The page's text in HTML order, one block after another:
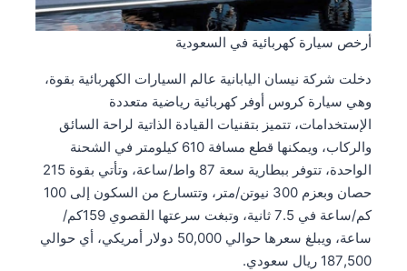
أرخص سيارة كهربائية في السعودية
دخلت شركة نيسان اليابانية عالم السيارات الكهربائية بقوة،
وهي سيارة كروس أوفر كهربائية رياضية متعددة
الإستخدامات، تتميز بتقنيات القيادة الذاتية لراحة السائق
والركاب، ويمكنها قطع مسافة 610 كيلومتر في الشحنة
الواحدة، تتوفر ببطارية سعة 87 واط/ساعة، وتأتي بقوة 215
حصان وبعزم 300 نيوتن/متر، وتتسارع من السكون إلى 100
كم/ساعة في 7.5 ثانية، وتبغت سرعتها القصوي 159كم/
ساعة، ويبلغ سعرها حوالي 50,000 دولار أمريكي، أي حوالي
187,500 ريال سعودي.